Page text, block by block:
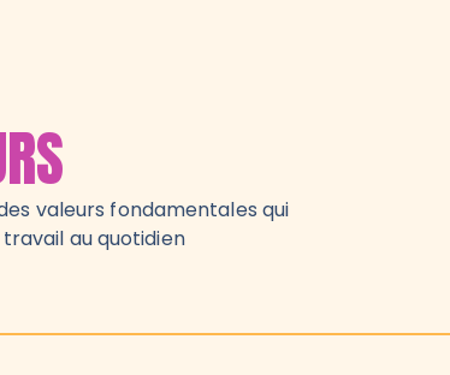
valeurs fondamentales qui
au quotidien